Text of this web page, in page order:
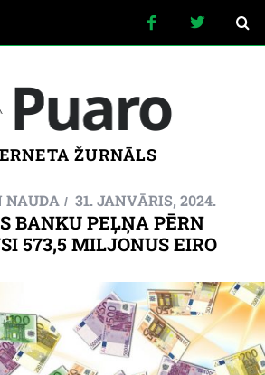
ŽURNĀLS
NAUDA 31. JANVĀRIS, 2024.
BANKU PEĻŅA PĒRN
573,5 MILJONUS EIRO